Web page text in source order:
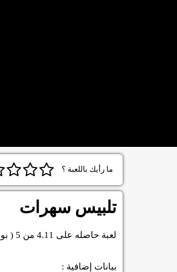
ما رأيك باللعبة ؟
تلبيس سهرات
لعبة حاصله على 4.11 من 5
(
بيانات إضافية :